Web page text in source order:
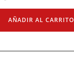
AÑADIR AL CARRITO